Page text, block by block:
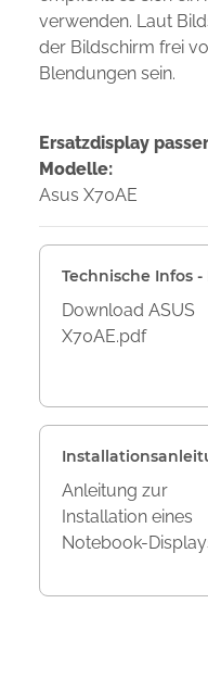
verwenden. Laut
der Bildschirm frei
Blendungen sein.
Ersatzdisplay
Modelle:
Asus X70AE
Technische Infos
Download ASUS
X70AE.pdf
Anleitung zur
Installation eines
Notebook-